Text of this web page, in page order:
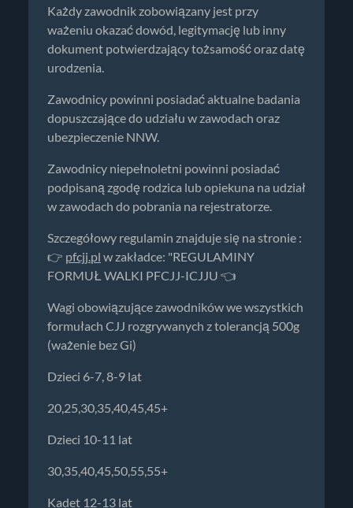
Każdy zawodnik zobowiązany jest przy
ważeniu okazać dowód, legitymację lub inny
dokument potwierdzający tożsamość oraz datę
urodzenia.
Zawodnicy powinni posiadać aktualne badania
dopuszczające do udziału w zawodach oraz
ubezpieczenie NNW.
Zawodnicy niepełnoletni powinni posiadać
podpisaną zgodę rodzica lub opiekuna na udział
w zawodach do pobrania na rejestratorze.
Szczegółowy regulamin znajduje się na stronie :
👉 pfcjj.pl w zakładce: "REGULAMINY
FORMUŁ WALKI PFCJJ-ICJJU 👈
Wagi obowiązujące zawodników we wszystkich
formułach CJJ rozgrywanych z tolerancją 500g
(ważenie bez Gi)
Dzieci 6-7, 8-9 lat
20,25,30,35,40,45,45+
Dzieci 10-11 lat
30,35,40,45,50,55,55+
Kadet 12-13 lat